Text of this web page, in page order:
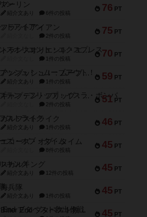
76 PT
マーリン
紹介文あり 6件の投稿
75 PT
フラットアイアン
2件の投稿
70 PT
トランスオリエント・エクスプレス
1件の投稿
59 PT
アンブッシュ！：ムーブアウト！
紹介文あり 1件の投稿
51 PT
キャプテン・フリップ：イスラ・ボンバ
2件の投稿
46 PT
ガルフストライク
紹介文あり 1件の投稿
45 PT
エコーズ・オブ・タイム
8件の投稿
45 PT
スカルキング
紹介文あり 12件の投稿
45 PT
海兵隊
紹介文あり 1件の投稿
45 PT
Bitter End ブタペスト救出作戦